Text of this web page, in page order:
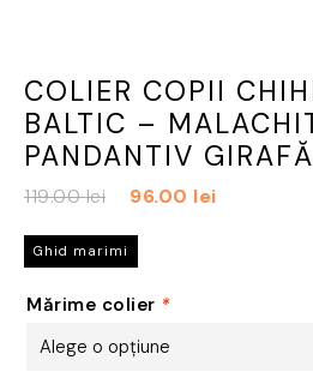
COLIER COPII
BALTIC –
PANDANTIV GIRAFĂ
119.00lei
Prețul
a
119.00 lei.
96.00 lei
Prețul
este:
Ghid marimi
Mărime colier *